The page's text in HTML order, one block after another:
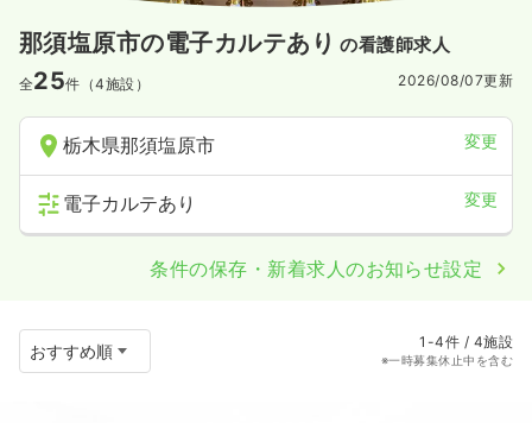
那須塩原市の電子カルテあり の看護師求人
全25件（4施設） 2026/08/07更新
栃木県那須塩原市 変更
電子カルテあり 変更
条件の保存・新着求人のお知らせ設定
1-4件 / 4施設
※一時募集休止中を含む